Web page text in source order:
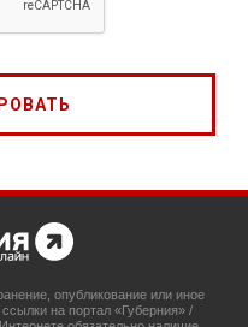
опубликование или иное
на портал «Губерния» /